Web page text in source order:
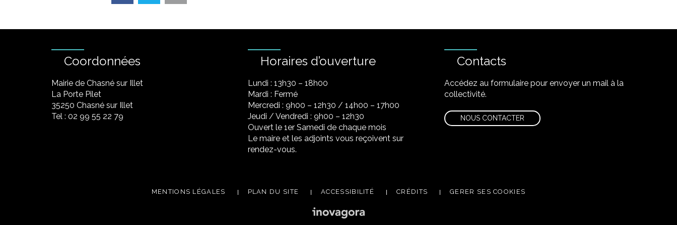
Coordonnées
Mairie de Chasné sur Illet
La Porte Pilet
35250 Chasné sur Illet
Tel : 02 99 55 22 79
Horaires d’ouverture
Lundi : 13h30 – 18h00
Mardi : Fermé
Mercredi : 9h00 – 12h30 / 14h00 – 17h00
Jeudi / Vendredi : 9h00 – 12h30
Ouvert le 1er Samedi de chaque mois
Le maire et les adjoints vous reçoivent sur
rendez-vous.
Contacts
Accédez au formulaire pour envoyer un mail à la
collectivité.
NOUS CONTACTER
MENTIONS LÉGALES PLAN DU SITE ACCESSIBILITÉ CRÉDITS GERER SES COOKIES